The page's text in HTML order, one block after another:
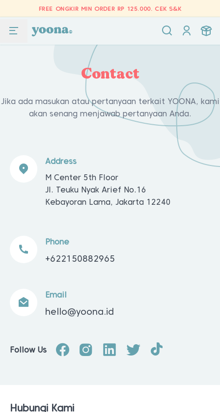
FREE ONGKIR MIN ORDER RP 125.000. CEK S&K
Contact
Jika ada masukan atau pertanyaan terkait YOONA, kami
akan senang menjawab pertanyaan Anda.
Address
M Center 5th Floor
Jl. Teuku Nyak Arief No.16
Kebayoran Lama, Jakarta 12240
Phone
+622150882965
Email
hello@yoona.id
Follow Us
Hubungi Kami